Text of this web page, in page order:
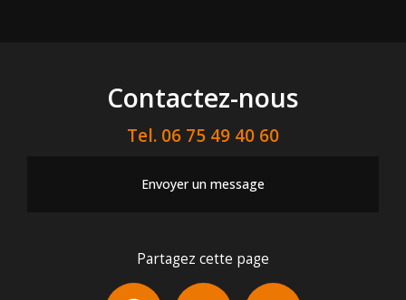
Contactez-nous
Tel. 06 75 49 40 60
Envoyer un message
Partagez cette page
Facebook